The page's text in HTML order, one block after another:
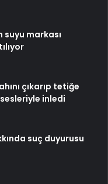
suyu markası
çıkarıp tetiğe
sesleriyle inledi
suç duyurusu